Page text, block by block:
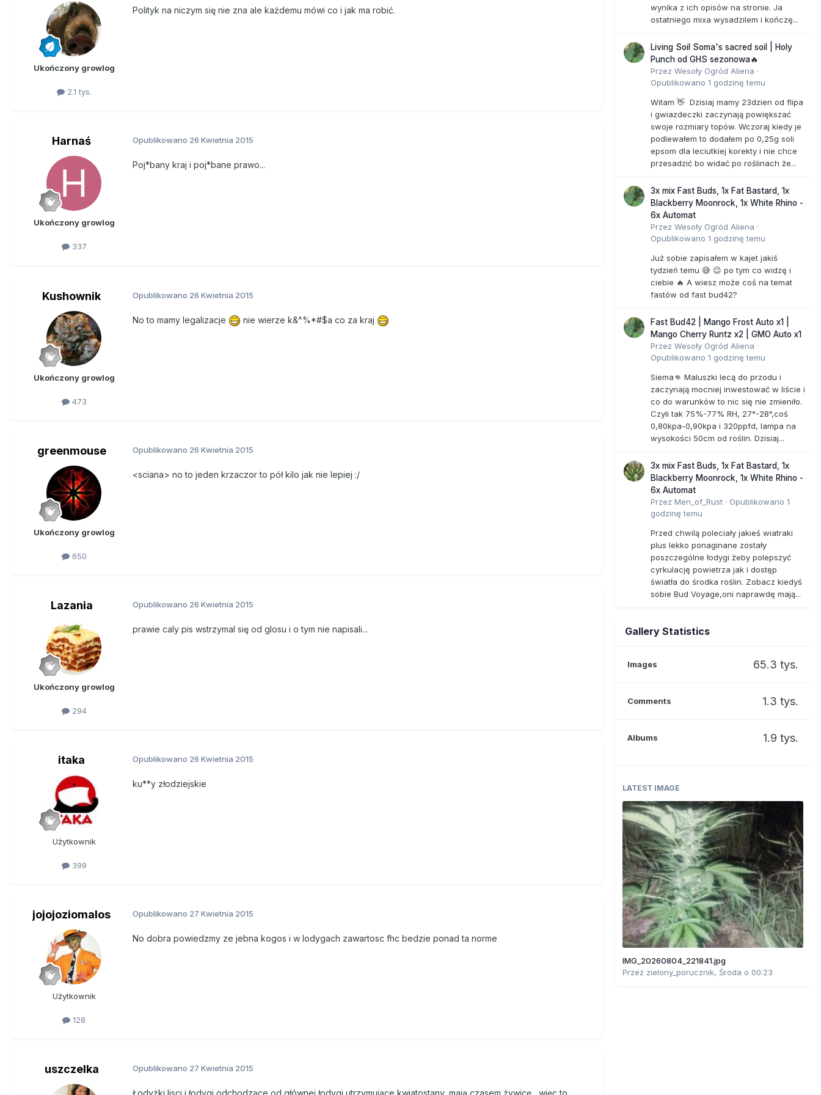
Ukończony growlog
2.1 tys.
Polityk na niczym się nie zna ale każdemu mówi co i jak ma robić.
Harnaś
Ukończony growlog
337
Opublikowano 26 Kwietnia 2015
Poj*bany kraj i poj*bane prawo...
Kushownik
Ukończony growlog
473
Opublikowano 26 Kwietnia 2015
No to mamy legalizacje nie wierze k&^%*#$a co za kraj
greenmouse
Ukończony growlog
650
Opublikowano 26 Kwietnia 2015
<sciana> no to jeden krzaczor to pół kilo jak nie lepiej :/
Lazania
Ukończony growlog
294
Opublikowano 26 Kwietnia 2015
prawie caly pis wstrzymal się od glosu i o tym nie napisali...
itaka
Użytkownik
399
Opublikowano 26 Kwietnia 2015
ku**y złodziejskie
jojojoziomalos
Użytkownik
128
Opublikowano 27 Kwietnia 2015
No dobra powiedzmy ze jebna kogos i w lodygach zawartosc fhc bedzie ponad ta norme
uszczelka Opublikowano 27 Kwietnia 2015
wynika z ich opisów na stronie. Ja
ostatniego mixa wysadzilem i kończę...
Living Soil Soma's sacred soil | Holy
Punch od GHS sezonowa🔥
Przez Wesoły Ogród Aliena ·
Opublikowano 1 godzinę temu
Witam 👋 Dzisiaj mamy 23dzien od flipa
i gwiazdeczki zaczynają powiększać
swoje rozmiary topów. Wczoraj kiedy je
podlewałem to dodałem po 0,25g soli
epsom dla leciutkiej korekty i nie chce
przesadzić bo widać po roślinach że...
3x mix Fast Buds, 1x Fat Bastard, 1x
Blackberry Moonrock, 1x White Rhino -
6x Automat
Przez Wesoły Ogród Aliena ·
Opublikowano 1 godzinę temu
Już sobie zapisałem w kajet jakiś
tydzień temu 😅 😉 po tym co widzę i
ciebie 🔥 A wiesz może coś na temat
fastów od fast bud42?
Fast Bud42 | Mango Frost Auto x1 |
Mango Cherry Runtz x2 | GMO Auto x1
Przez Wesoły Ogród Aliena ·
Opublikowano 1 godzinę temu
Siema👊 Maluszki lecą do przodu i
zaczynają mocniej inwestować w liście i
co do warunków to nic się nie zmieniło.
Czyli tak 75%-77% RH, 27°-28°,coś
0,80kpa-0,90kpa i 320ppfd, lampa na
wysokości 50cm od roślin. Dzisiaj...
3x mix Fast Buds, 1x Fat Bastard, 1x
Blackberry Moonrock, 1x White Rhino -
6x Automat
Przez Men_of_Rust · Opublikowano 1
godzinę temu
Przed chwilą poleciały jakieś wiatraki
plus lekko ponaginane zostały
poszczególne łodygi żeby polepszyć
cyrkulację powietrza jak i dostęp
światła do środka roślin. Zobacz kiedyś
sobie Bud Voyage,oni naprawdę mają...
Gallery Statistics
Images 65.3 tys.
Comments 1.3 tys.
Albums 1.9 tys.
LATEST IMAGE
IMG_20260804_221841.jpg
Przez zielony_porucznik, Środa o 00:23